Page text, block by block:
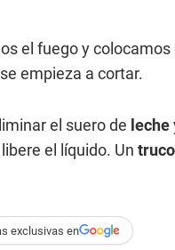
el fuego y colocamos
se empieza a cortar.
el suero de leche
el líquido. Un truco
exclusivas en